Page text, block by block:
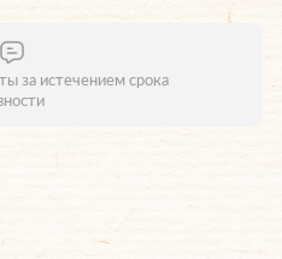
за истечением срока